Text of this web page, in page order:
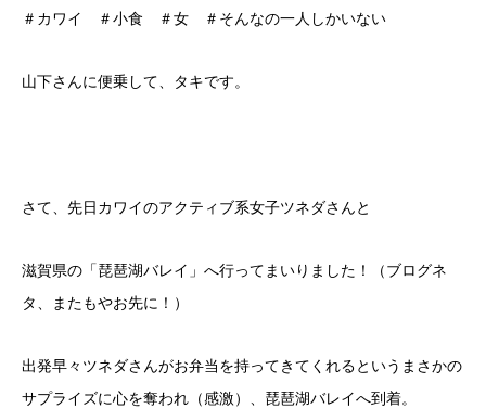
＃カワイ ＃小食 ＃女 ＃そんなの一人しかいない
山下さんに便乗して、タキです。
さて、先日カワイのアクティブ系女子ツネダさんと
滋賀県の「琵琶湖バレイ」へ行ってまいりました！（ブログネ
タ、またもやお先に！）
出発早々ツネダさんがお弁当を持ってきてくれるというまさかの
サプライズに心を奪われ（感激）、琵琶湖バレイへ到着。